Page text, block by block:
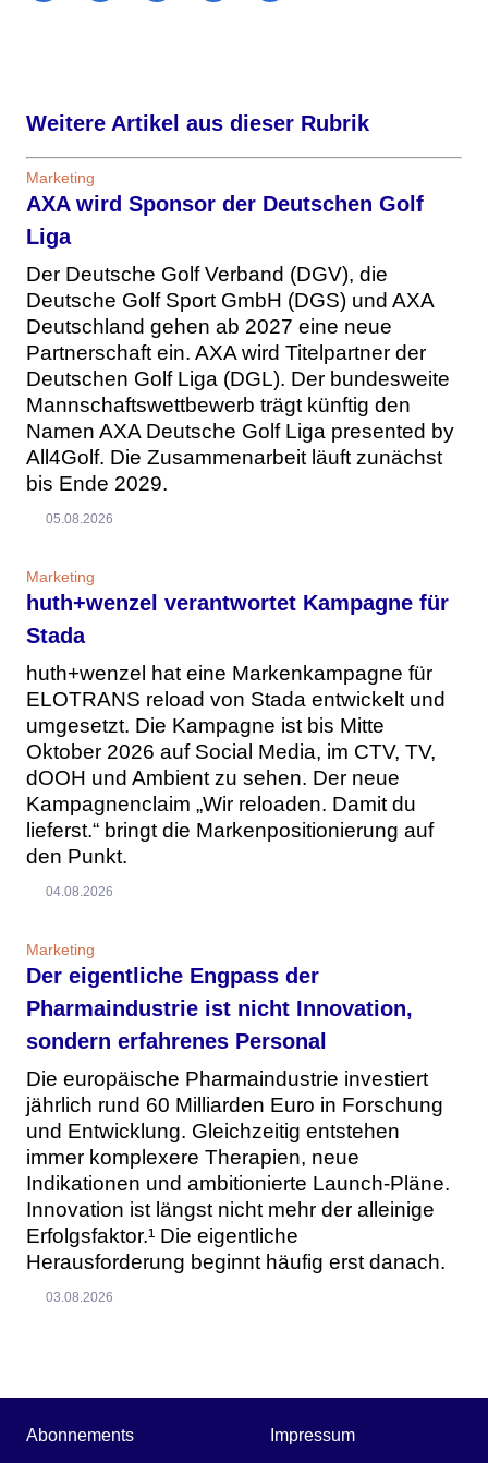
Weitere Artikel aus dieser Rubrik
Marketing
AXA wird Sponsor der Deutschen Golf
Liga
Der Deutsche Golf Verband (DGV), die
Deutsche Golf Sport GmbH (DGS) und AXA
Deutschland gehen ab 2027 eine neue
Partnerschaft ein. AXA wird Titelpartner der
Deutschen Golf Liga (DGL). Der bundesweite
Mannschaftswettbewerb trägt künftig den
Namen AXA Deutsche Golf Liga presented by
All4Golf. Die Zusammenarbeit läuft zunächst
bis Ende 2029.
05.08.2026
Marketing
huth+wenzel verantwortet Kampagne für
Stada
huth+wenzel hat eine Markenkampagne für
ELOTRANS reload von Stada entwickelt und
umgesetzt. Die Kampagne ist bis Mitte
Oktober 2026 auf Social Media, im CTV, TV,
dOOH und Ambient zu sehen. Der neue
Kampagnenclaim „Wir reloaden. Damit du
lieferst.“ bringt die Markenpositionierung auf
den Punkt.
04.08.2026
Marketing
Der eigentliche Engpass der
Pharmaindustrie ist nicht Innovation,
sondern erfahrenes Personal
Die europäische Pharmaindustrie investiert
jährlich rund 60 Milliarden Euro in Forschung
und Entwicklung. Gleichzeitig entstehen
immer komplexere Therapien, neue
Indikationen und ambitionierte Launch-Pläne.
Innovation ist längst nicht mehr der alleinige
Erfolgsfaktor.¹ Die eigentliche
Herausforderung beginnt häufig erst danach.
03.08.2026
Abonnements Impressum